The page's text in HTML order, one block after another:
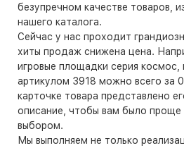
безупречном качестве товаров,
нашего каталога.
Сейчас у нас проходит
хиты продаж снижена цена.
игровые площадки серия космос,
артикулом 3918 можно всего за
карточке товара представлено
описание, чтобы вам было проще
выбором.
Мы выполняем не только